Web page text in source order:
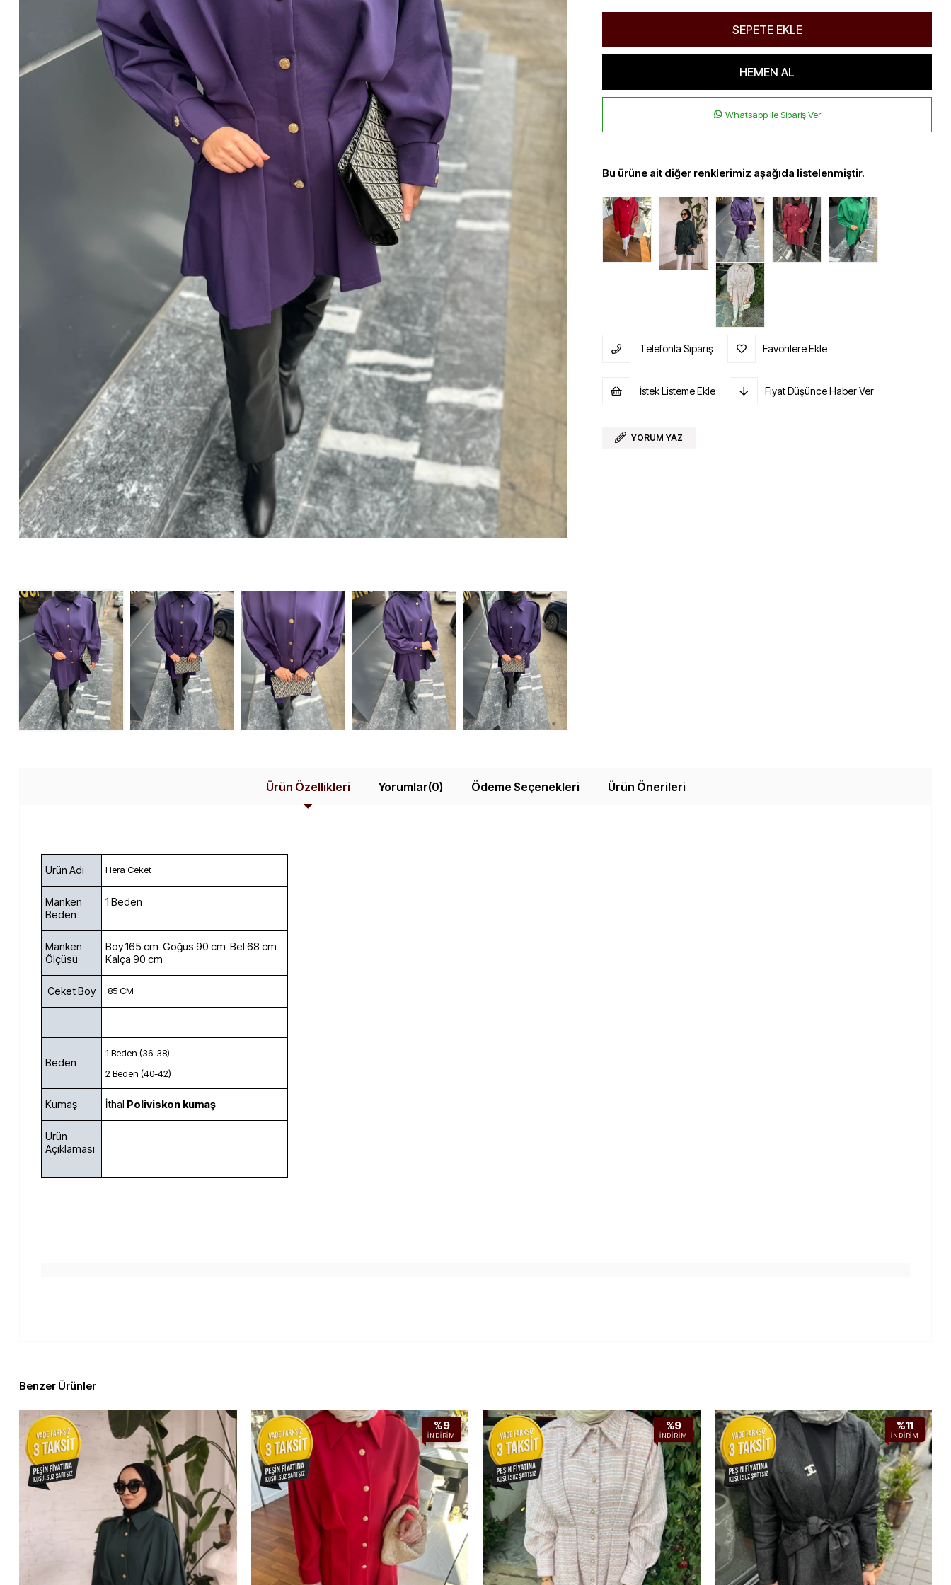
Whatsapp ile Sipariş Ver
Bu ürüne ait diğer renklerimiz aşağıda listelenmiştir.
Telefonla Sipariş Favorilere Ekle
İstek Listeme Ekle Fiyat Düşünce Haber Ver
YORUM YAZ
Ürün Özellikleri Yorumlar(0) Ödeme Seçenekleri Ürün Önerileri
Ürün Adı Hera Ceket
Manken
Beden
1 Beden
Manken
Ölçüsü
Boy 165 cm Göğüs 90 cm Bel 68 cm
Kalça 90 cm
Ceket Boy 85 CM
Beden
1 Beden (36-38)
2 Beden (40-42)
Kumaş İthal Poliviskon kumaş
Ürün
Açıklaması
Benzer Ürünler
%9
İNDIRIM
%9
İNDIRIM
%11
İNDIRIM